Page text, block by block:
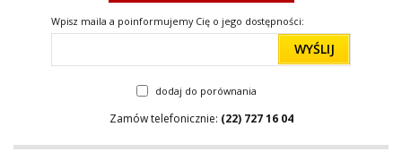
Wpisz maila a poinformujemy Cię o jego dostępności:
WYŚLIJ
dodaj do porównania
Zamów telefonicznie: (22) 727 16 04